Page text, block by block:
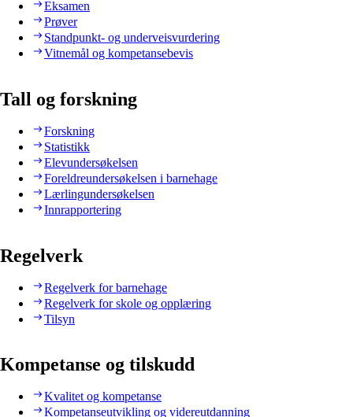
Eksamen
Prøver
Standpunkt- og underveisvurdering
Vitnemål og kompetansebevis
Tall og forskning
Forskning
Statistikk
Elevundersøkelsen
Foreldreundersøkelsen i barnehage
Lærlingundersøkelsen
Innrapportering
Regelverk
Regelverk for barnehage
Regelverk for skole og opplæring
Tilsyn
Kompetanse og tilskudd
Kvalitet og kompetanse
Kompetanseutvikling og videreutdanning